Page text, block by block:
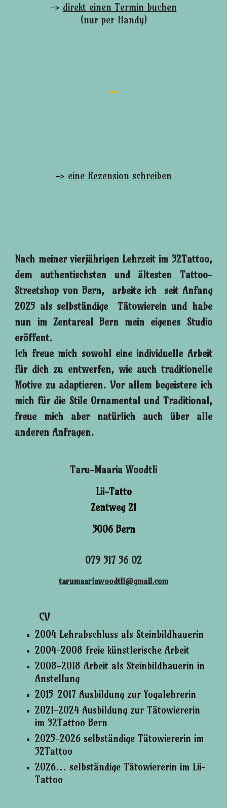
-> direkt einen Termin buchen
(nur per Handy)
-> eine Rezension schreiben
Nach meiner vierjährigen Lehrzeit im 32Tattoo,
dem authentischsten und ältesten Tattoo-
Streetshop von Bern, arbeite ich seit Anfang
2025 als selbständige Tätowierein und habe
nun im Zentareal Bern mein eigenes Studio
eröffent.
Ich freue mich sowohl eine individuelle Arbeit
für dich zu entwerfen, wie auch traditionelle
Motive zu adaptieren. Vor allem begeistere ich
mich für die Stile Ornamental und Traditional,
freue mich aber natürlich auch über alle
anderen Anfragen.
Taru-Maaria Woodtli
Lii-Tatto
Zentweg 21
3006 Bern
079 317 36 02
tarumaariawoodtli@gmail.com
CV
2004 Lehrabschluss als Steinbildhauerin
2004-2008 freie künstlerische Arbeit
2008-2018 Arbeit als Steinbildhauerin in
Anstellung
2015-2017 Ausbildung zur Yogalehrerin
2021-2024 Ausbildung zur Tätowiererin
im 32Tattoo Bern
2025-2026 selbständige Tätowiererin im
32Tattoo
2026...selbständige Tätowiererin im Lii-
Tattoo